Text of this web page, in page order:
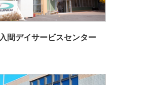
入間デイサービスセンター